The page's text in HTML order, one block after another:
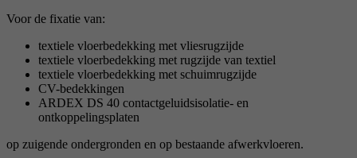
Voor de fixatie van:
textiele vloerbedekking met vliesrugzijde
textiele vloerbedekking met rugzijde van textiel
textiele vloerbedekking met schuimrugzijde
CV-bedekkingen
ARDEX DS 40 contactgeluidsisolatie- en
ontkoppelingsplaten
op zuigende ondergronden en op bestaande afwerkvloeren.